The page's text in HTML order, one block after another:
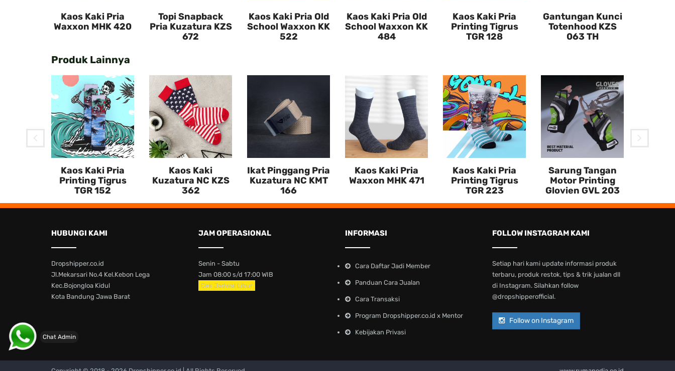
Kaos Kaki Pria
Waxxon MHK 420
Topi Snapback
Pria Kuzatura KZS
672
Kaos Kaki Pria Old
School Waxxon KK
522
Kaos Kaki Pria Old
School Waxxon KK
484
Kaos Kaki Pria
Printing Tigrus
TGR 128
Gantungan Kunci
Totenhood KZS
063 TH
Produk Lainnya
Kaos Kaki Pria
Printing Tigrus
TGR 152
Kaos Kaki
Kuzatura NC KZS
362
Ikat Pinggang Pria
Kuzatura NC KMT
166
Kaos Kaki Pria
Waxxon MHK 471
Kaos Kaki Pria
Printing Tigrus
TGR 223
Sarung Tangan
Motor Printing
Glovien GVL 203
Chat Admin
HUBUNGI KAMI
Dropshipper.co.id
Jl.Mekarsari No.4 Kel.Kebon Lega
Kec.Bojongloa Kidul
Kota Bandung Jawa Barat
JAM OPERASIONAL
Senin - Sabtu
Jam 08:00 s/d 17:00 WIB
Cek Jadwal Libur
INFORMASI
Cara Daftar Jadi Member
Panduan Cara Jualan
Cara Transaksi
Program Dropshipper.co.id x Mentor
Kebijakan Privasi
FOLLOW INSTAGRAM KAMI
Setiap hari kami update informasi produk
terbaru, produk restok, tips & trik jualan dll
di Instagram. Silahkan follow
@dropshipperofficial.
Follow on Instagram